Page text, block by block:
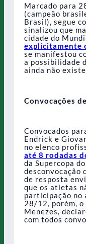
Marcado para
(campeão
Brasil), segue
sinalizou que
cidade do
explicitamente
se manifestou
a possibilidade
ainda não
Convocações
Convocados
Endrick e
no elenco
até 8 rodadas
da Supercopa
desconvocação
de resposta
que os atletas
participação no
28/12, porém, o
Menezes,
com todos